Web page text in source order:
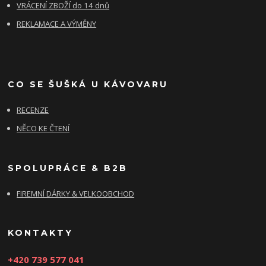
VRÁCENÍ ZBOŽÍ do 14 dnů
REKLAMACE A VÝMĚNY
CO SE ŠUŠKÁ U KÁVOVARU
RECENZE
NĚCO KE ČTENÍ
SPOLUPRÁCE & B2B
FIREMNÍ DÁRKY & VELKOOBCHOD
KONTAKTY
+420 739 577 041